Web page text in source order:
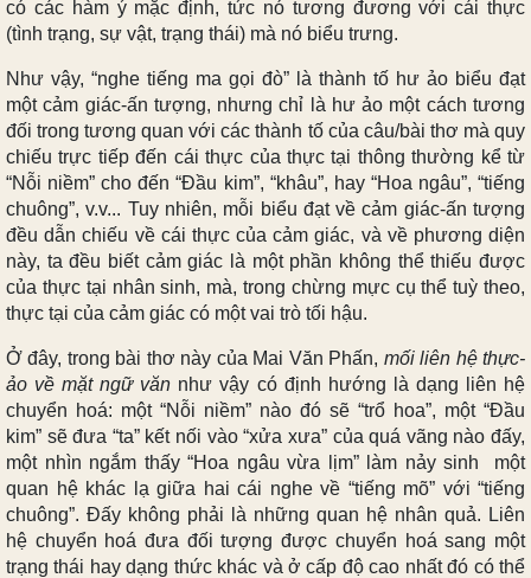
có các hàm ý mặc định, tức nó tương đương với cái thực
(tình trạng, sự vật, trạng thái) mà nó biểu trưng.
Như vậy, “nghe tiếng ma gọi đò” là thành tố hư ảo biểu đạt
một cảm giác-ấn tượng, nhưng chỉ là hư ảo một cách tương
đối trong tương quan với các thành tố của câu/bài thơ mà quy
chiếu trực tiếp đến cái thực của thực tại thông thường kể từ
“Nỗi niềm” cho đến “Đầu kim”, “khâu”, hay “Hoa ngâu”, “tiếng
chuông”, v.v... Tuy nhiên, mỗi biểu đạt về cảm giác-ấn tượng
đều dẫn chiếu về cái thực của cảm giác, và về phương diện
này, ta đều biết cảm giác là một phần không thể thiếu được
của thực tại nhân sinh, mà, trong chừng mực cụ thể tuỳ theo,
thực tại của cảm giác có một vai trò tối hậu.
Ở đây, trong bài thơ này của Mai Văn Phấn, mối liên hệ thực-
ảo về mặt ngữ văn như vậy có định hướng là dạng liên hệ
chuyển hoá: một “Nỗi niềm” nào đó sẽ “trổ hoa”, một “Đầu
kim” sẽ đưa “ta” kết nối vào “xửa xưa” của quá vãng nào đấy,
một nhìn ngắm thấy “Hoa ngâu vừa lịm” làm nảy sinh một
quan hệ khác lạ giữa hai cái nghe về “tiếng mõ” với “tiếng
chuông”. Đấy không phải là những quan hệ nhân quả. Liên
hệ chuyển hoá đưa đối tượng được chuyển hoá sang một
trạng thái hay dạng thức khác và ở cấp độ cao nhất đó có thể